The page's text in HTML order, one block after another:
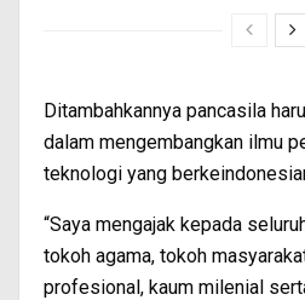
Ditambahkannya pancasila
dalam mengembangkan ilmu
teknologi yang
“Saya mengajak kepada
tokoh agama, tokoh
profesional, kaum milenial